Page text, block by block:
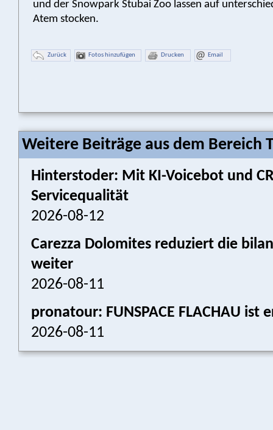
und der Snowpark Stubai Zoo lassen auf
Atem stocken.
Zurück Fotos hinzufügen Drucken Email
Weitere Beiträge aus dem Bereich
Hinterstoder: Mit KI-Voicebot und
Servicequalität
2026-08-12
Carezza Dolomites reduziert die
weiter
2026-08-11
pronatour: FUNSPACE FLACHAU ist
2026-08-11